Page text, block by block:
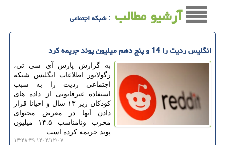
آرشیو مطالب : شبكه اجتماعی
انگلیس ردیت را 14 و پنج دهم میلیون پوند جریمه کرد
به گزارش پارس آی سی تی،
رگولاتور اطلاعات انگلیس شبکه
اجتماعی ردیت را به سبب
استفاده غیرقانونی از داده های
کودکان زیر ۱۳ سال و احیانا قرار
دادن آنها در معرض محتوای
مخرب ونامناسب ۱۴.۵ میلیون
پوند جریمه کرده است.
۱۴۰۴/۱۲/۰۷ ۱۳:۴۸:۴۹